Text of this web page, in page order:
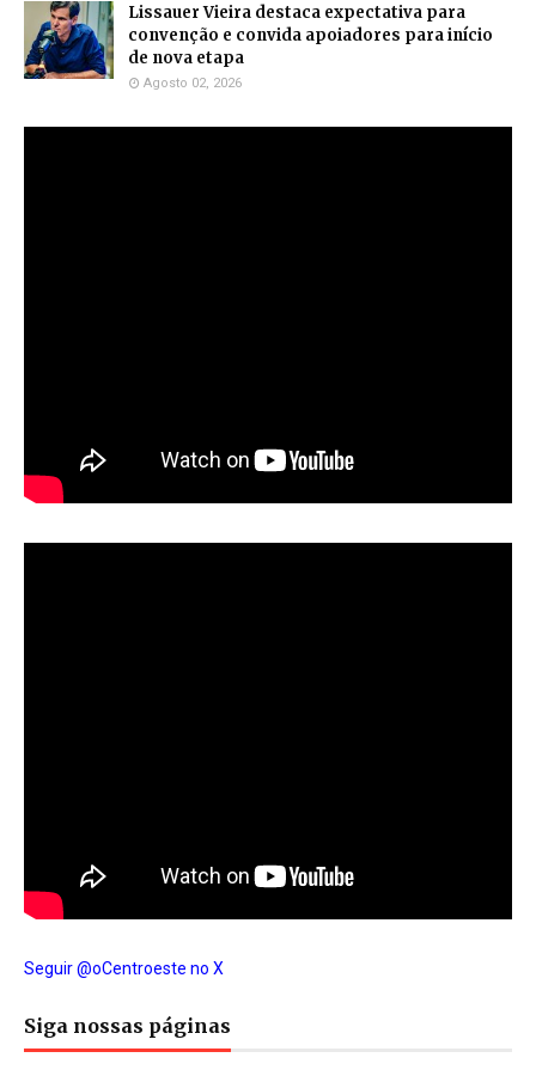
Lissauer Vieira destaca expectativa para
convenção e convida apoiadores para início
de nova etapa
Agosto 02, 2026
Seguir @oCentroeste no X
Siga nossas páginas